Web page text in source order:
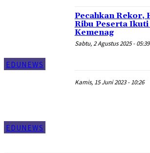
EDUNEWS
Pecahkan Rekor,
Ribu Peserta
Kemenag
Sabtu, 2 Agustus 2025 - 05:39
EDUNEWS
Kamis, 15 Juni 2023 - 10:26